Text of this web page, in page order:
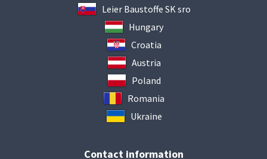
Leier Baustoffe SK sro
Hungary
Croatia
Austria
Poland
Romania
Ukraine
Contact information